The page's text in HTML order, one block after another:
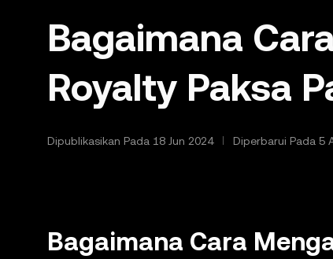
Bagaimana
Royalty Paksa
Dipublikasikan Pada 18 Jun 2024 Diperbarui Pada 5
Bagaimana Cara